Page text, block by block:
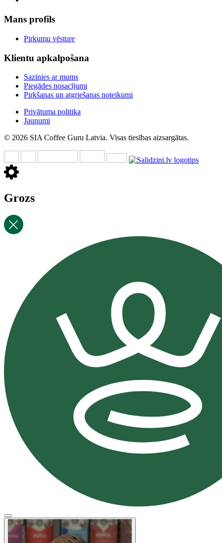
Mans profils
Pirkumu vēsture
Klientu apkalpošana
Sazinies ar mums
Piegādes nosacījumi
Pirkšanas un atgriešanas noteikumi
Privātuma politika
Jaunumi
© 2026 SIA Coffee Guru Latvia. Visas tiesības aizsargātas.
Grozs